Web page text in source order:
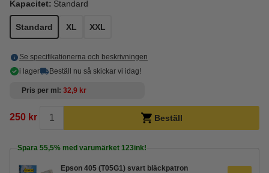
Kapacitet: Standard
Standard XL XXL
Se specifikationerna och beskrivningen
i lager
Beställ nu så skickar vi idag!
Pris per ml 32,9 kr
250 kr Beställ
Spara 55,5% med varumärket 123ink!
Epson 405 (T05G1) svart bläckpatron